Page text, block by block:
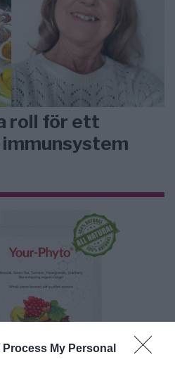
Process My Personal
roll för ett